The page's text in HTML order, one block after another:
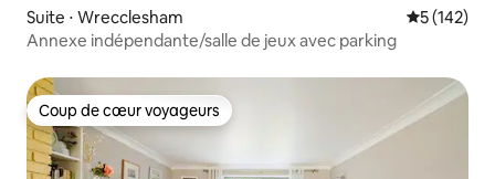
Suite ⋅ Wrecclesham Évaluation
5 (142)
Annexe indépendante/salle de jeux avec parking
Coup de cœur voyageurs
Coup de cœur voyageurs